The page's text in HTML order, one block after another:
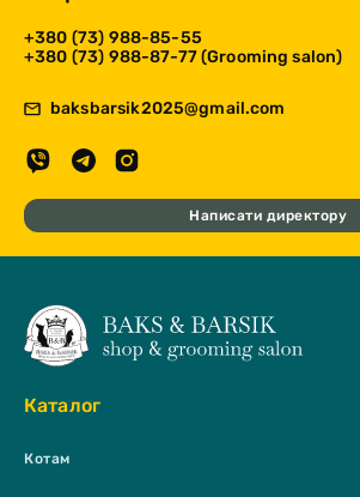
+380 (73) 988-85-55
+380 (73) 988-87-77 (Grooming salon)
baksbarsik2025@gmail.com
Написати директору
Каталог
Котам